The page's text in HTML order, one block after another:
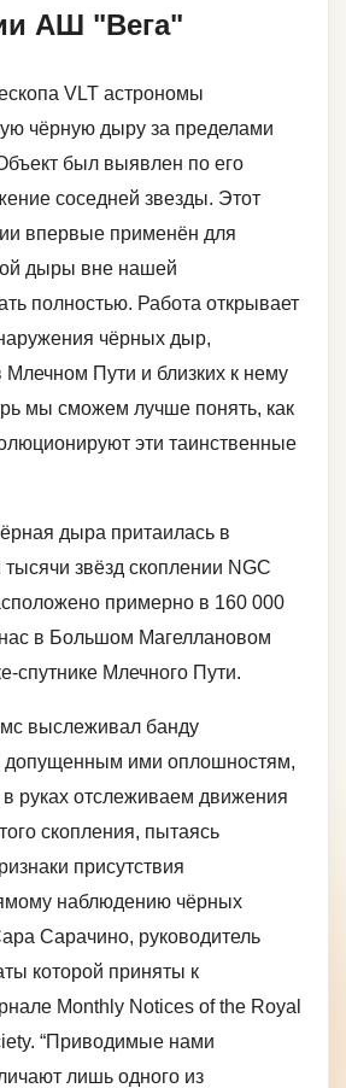
АШ "Вега"
VLT астрономы
чёрную дыру за пределами
был выявлен по его
соседней звезды. Этот
впервые применён для
дыры вне нашей
полностью. Работа открывает
чёрных дыр,
Пути и близких к нему
мы сможем лучше понять, как
эти таинственные
дыра притаилась в
звёзд скоплении NGC
примерно в 160 000
в Большом Магеллановом
спутнике Млечного Пути.
выслеживал банду
допущенным ими оплошностям,
руках отслеживаем движения
скопления, пытаясь
присутствия
наблюдению чёрных
Сарачино, руководитель
которой приняты к
Monthly Notices of the Royal
“Приводимые нами
лишь одного из